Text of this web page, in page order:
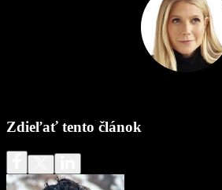
Zdieľať tento článok